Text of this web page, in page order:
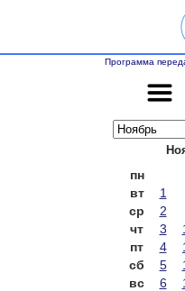
Программа
пн
вт
1
ср
2
чт
3
пт
4
сб
5
вс
6